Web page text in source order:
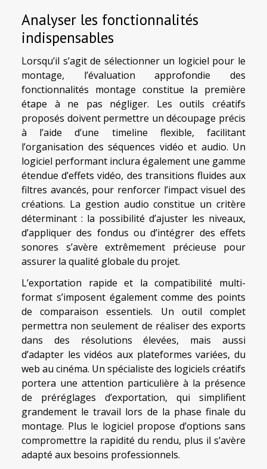
Analyser les fonctionnalités
indispensables
Lorsqu’il s’agit de sélectionner un logiciel pour le
montage, l’évaluation approfondie des
fonctionnalités montage constitue la première
étape à ne pas négliger. Les outils créatifs
proposés doivent permettre un découpage précis
à l’aide d’une timeline flexible, facilitant
l’organisation des séquences vidéo et audio. Un
logiciel performant inclura également une gamme
étendue d’effets vidéo, des transitions fluides aux
filtres avancés, pour renforcer l’impact visuel des
créations. La gestion audio constitue un critère
déterminant : la possibilité d’ajuster les niveaux,
d’appliquer des fondus ou d’intégrer des effets
sonores s’avère extrêmement précieuse pour
assurer la qualité globale du projet.
L’exportation rapide et la compatibilité multi-
format s’imposent également comme des points
de comparaison essentiels. Un outil complet
permettra non seulement de réaliser des exports
dans des résolutions élevées, mais aussi
d’adapter les vidéos aux plateformes variées, du
web au cinéma. Un spécialiste des logiciels créatifs
portera une attention particulière à la présence
de préréglages d’exportation, qui simplifient
grandement le travail lors de la phase finale du
montage. Plus le logiciel propose d’options sans
compromettre la rapidité du rendu, plus il s’avère
adapté aux besoins professionnels.